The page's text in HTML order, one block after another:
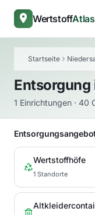
WertstoffAtlas
Startseite
Entsorgung
1 Einrichtungen · 40
Wertstoffhöfe
1 Standorte